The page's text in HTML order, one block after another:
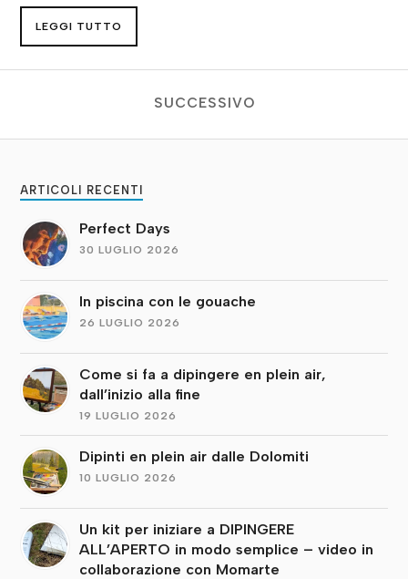
LEGGI TUTTO
SUCCESSIVO
ARTICOLI RECENTI
Perfect Days
30 LUGLIO 2026
In piscina con le gouache
26 LUGLIO 2026
Come si fa a dipingere en plein air,
dall’inizio alla fine
19 LUGLIO 2026
Dipinti en plein air dalle Dolomiti
10 LUGLIO 2026
Un kit per iniziare a DIPINGERE
ALL’APERTO in modo semplice – video in
collaborazione con Momarte